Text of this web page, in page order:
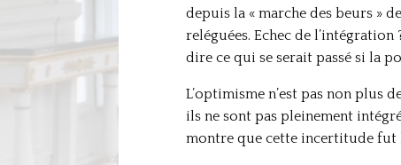
depuis la « marche des beurs »
reléguées. Echec de
dire ce qui se serait passé si la
L’optimisme n’est pas non plus
ils ne sont pas pleinement
montre que cette incertitude fut